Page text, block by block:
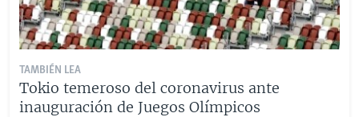
TAMBIÉN LEA
Tokio temeroso del coronavirus ante
inauguración de Juegos Olímpicos